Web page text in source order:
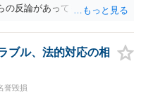
の反論があっても、裁判官が
が要求されるためです。 書
性がございます。 また、本件
問題もございます。 開示請
は足りず、実務を踏まえた
ブル、法的対応の相
誉毀損